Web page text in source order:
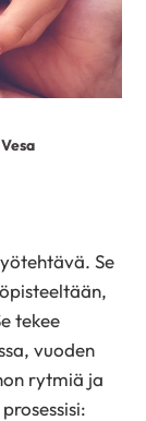
Se
tekee
vuoden
rytmiä ja